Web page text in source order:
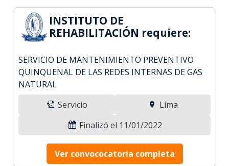
INSTITUTO DE
REHABILITACIÓN requiere:
SERVICIO DE MANTENIMIENTO PREVENTIVO
QUINQUENAL DE LAS REDES INTERNAS DE GAS
NATURAL
Servicio
Lima
Finalizó el 11/01/2022
Ver convococatoria completa